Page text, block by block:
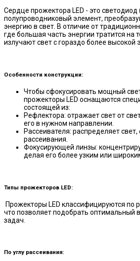
Сердце прожектора LED - это светодиод
полупроводниковый элемент,
энергию в свет. В отличие от
где большая часть энергии тратится на
излучают свет с гораздо более
Особенности конструкции:
Чтобы сфокусировать мощный
прожекторы LED оснащаются
состоящей из:
Рефлектора: отражает свет от
его в нужном направлении.
Рассеивателя: распределяет
рассеивания.
Фокусирующей линзы:
делая его более узким или
Типы прожекторов LED:
Прожекторы LED классифицируются по
что позволяет подобрать оптимальный
задач.
По углу рассеивания: